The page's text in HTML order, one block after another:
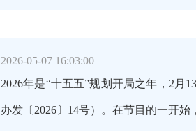
2026-05-07 16:03:00
2026年是“十五五”规划开局之年，2月
办发〔2026〕14号）。在节目的一开